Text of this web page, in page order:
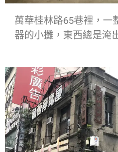
萬華桂林路65巷裡，一
器的小攤，東西總是淹